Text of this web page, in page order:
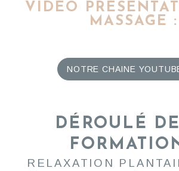
VIDÉO
MASSAGE :
NOTRE CHAINE
DÉROULÉ
RELAXATION